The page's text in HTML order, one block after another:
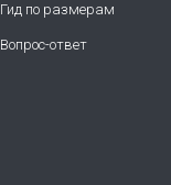
Гид по размерам
Вопрос-ответ